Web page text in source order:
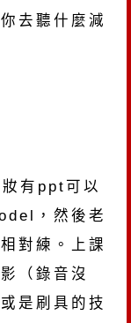
去聽什麼減
有ppt可以
，然後老
對練。上課
（錄音沒
是刷具的技